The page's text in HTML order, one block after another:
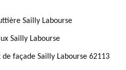
Sailly Labourse
Sailly Labourse
façade Sailly Labourse 62113